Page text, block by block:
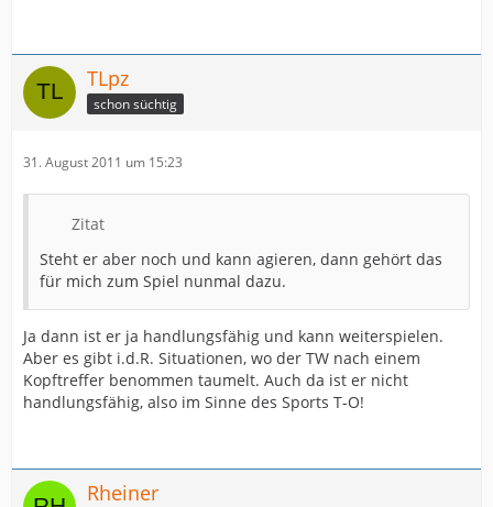
TLpz
schon süchtig
31. August 2011 um 15:23
Zitat
Steht er aber noch und kann agieren, dann gehört das
für mich zum Spiel nunmal dazu.
Ja dann ist er ja handlungsfähig und kann weiterspielen.
Aber es gibt i.d.R. Situationen, wo der TW nach einem
Kopftreffer benommen taumelt. Auch da ist er nicht
handlungsfähig, also im Sinne des Sports T-O!
Rheiner